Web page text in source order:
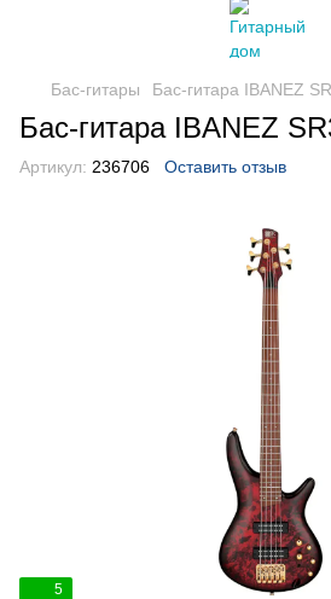
Бас-гитары Бас-гитара IBANEZ
Бас-гитара IBANEZ
Артикул: 236706 Оставить отзыв
5